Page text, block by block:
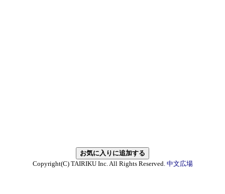
Copyright(C) TAIRIKU Inc. All Rights Reserved. 中文広場